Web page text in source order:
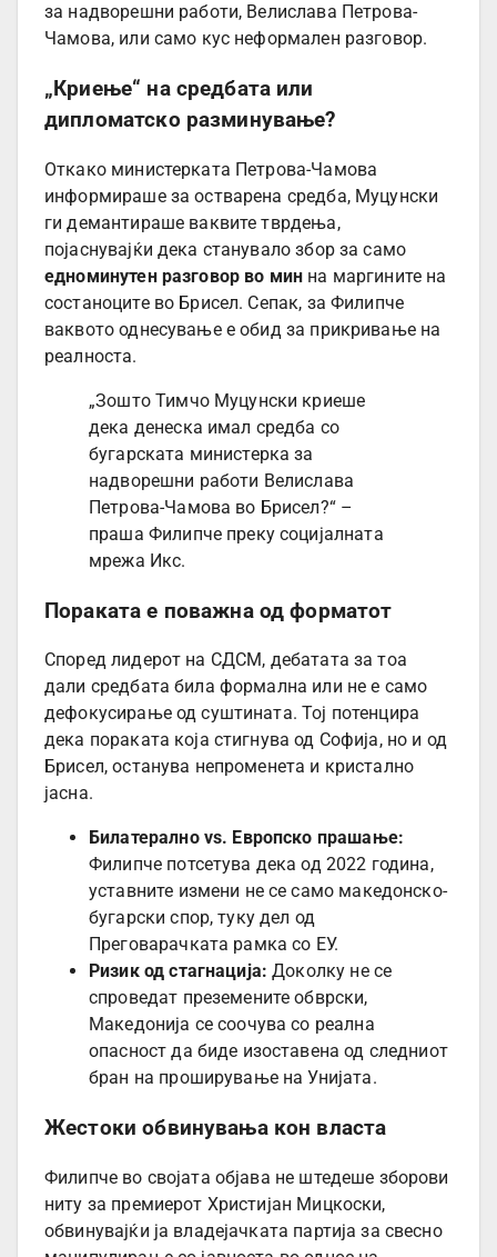
за надворешни работи, Велислава Петрова-
Чамова, или само кус неформален разговор.
„Криење“ на средбата или
дипломатско разминување?
Откако министерката Петрова-Чамова
информираше за остварена средба, Муцунски
ги демантираше ваквите тврдења,
појаснувајќи дека станувало збор за само
едноминутен разговор во мин на маргините на
состаноците во Брисел. Сепак, за Филипче
ваквото однесување е обид за прикривање на
реалноста.
„Зошто Тимчо Муцунски криеше
дека денеска имал средба со
бугарската министерка за
надворешни работи Велислава
Петрова-Чамова во Брисел?“ –
праша Филипче преку социјалната
мрежа Икс.
Пораката е поважна од форматот
Според лидерот на СДСМ, дебатата за тоа
дали средбата била формална или не е само
дефокусирање од суштината. Тој потенцира
дека пораката која стигнува од Софија, но и од
Брисел, останува непроменета и кристално
јасна.
Билатерално vs. Европско прашање:
Филипче потсетува дека од 2022 година,
уставните измени не се само македонско-
бугарски спор, туку дел од
Преговарачката рамка со ЕУ.
Ризик од стагнација: Доколку не се
спроведат преземените обврски,
Македонија се соочува со реална
опасност да биде изоставена од следниот
бран на проширување на Унијата.
Жестоки обвинувања кон власта
Филипче во својата објава не штедеше зборови
ниту за премиерот Христијан Мицкоски,
обвинувајќи ја владејачката партија за свесно